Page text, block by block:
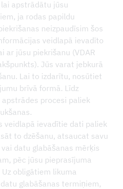
apstrādātu jūsu
ja rodas papildu
neizpaudīsim šos
veidlapā ievadīto
ar jūsu piekrišanu (VDAR
Jūs varat jebkurā
Lai to izdarītu, nosūtiet
brīvā formā. Līdz
procesi paliek
veidlapā ievadītie dati paliek
to dzēšanu, atsaucat savu
datu glabāšanas mērķis
pēc jūsu pieprasījuma
obligātiem likuma
glabāšanas termiņiem,